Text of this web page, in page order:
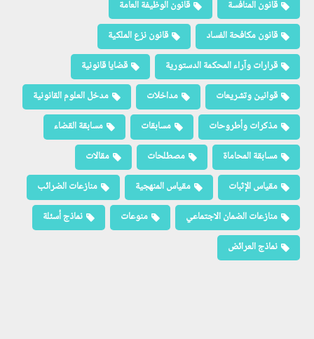
قانون المنافسة
قانون الوظيفة العامة
قانون مكافحة الفساد
قانون نزع الملكية
قرارات وآراء المحكمة الدستورية
قضايا قانونية
قوانين وتشريعات
مداخلات
مدخل العلوم القانونية
مذكرات وأطروحات
مسابقات
مسابقة القضاء
مسابقة المحاماة
مصطلحات
مقالات
مقياس الإثبات
مقياس المنهجية
منازعات الضرائب
منازعات الضمان الاجتماعي
منوعات
نماذج أسئلة
نماذج العرائض